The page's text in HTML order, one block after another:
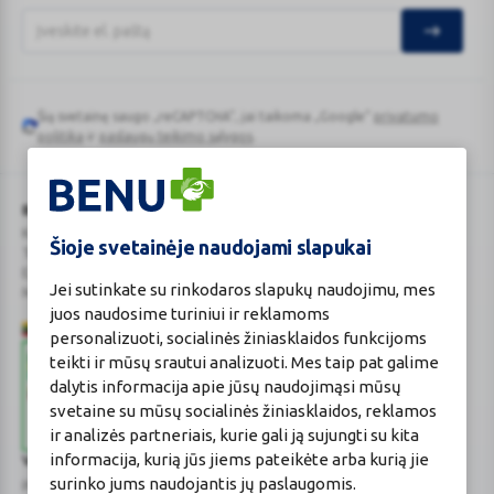
Šioje svetainėje naudojami slapukai
Jei sutinkate su rinkodaros slapukų naudojimu, mes
juos naudosime turiniui ir reklamoms
personalizuoti, socialinės žiniasklaidos funkcijoms
teikti ir mūsų srautui analizuoti. Mes taip pat galime
dalytis informacija apie jūsų naudojimąsi mūsų
svetaine su mūsų socialinės žiniasklaidos, reklamos
ir analizės partneriais, kurie gali ją sujungti su kita
informacija, kurią jūs jiems pateikėte arba kurią jie
surinko jums naudojantis jų paslaugomis.
Google
Šią svetainę saugo „reCAPTCHA“, jai taikoma „Google“ privatumo
politikair paslaugų teikimo sąlygos.
BENU Vaistinė Lietuva, UAB
Kauno r. sav., Karmėlavos sen., Ramučių k., Gamybos g. 4
Tel. +370 37 225 522
Maisto tvarkymo subjektų registro numeris: 190004257
Valstybinė vaistų kontrolės tarnyba
prie Lietuvos Respublikos sveikatos apsaugos ministerijos